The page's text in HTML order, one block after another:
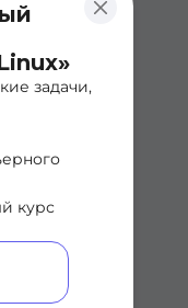
задачи,
курс
ему
не
в